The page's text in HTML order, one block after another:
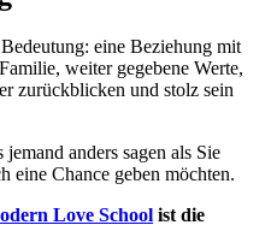
eine Beziehung mit
weiter gegebene Werte,
zurückblicken und stolz sein
anders sagen als Sie
eine Chance geben möchten.
Love School ist die